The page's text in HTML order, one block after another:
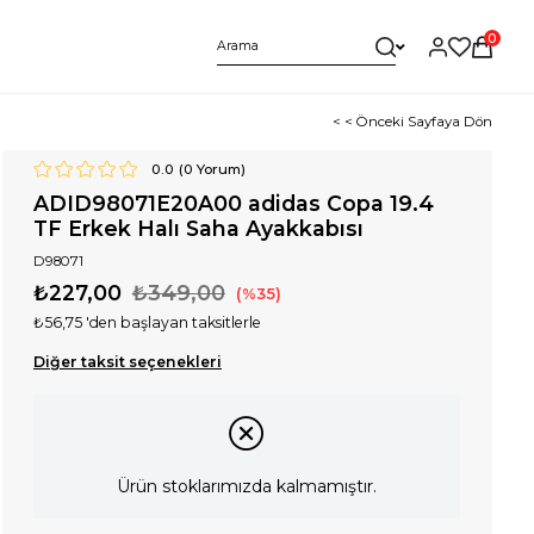
0
< < Önceki Sayfaya Dön
0.0 (0 Yorum)
ADID98071E20A00 adidas Copa 19.4
TF Erkek Halı Saha Ayakkabısı
D98071
₺349,00
₺227,00 35
₺56,75 'den başlayan taksitlerle
Diğer taksit seçenekleri
Ürün stoklarımızda kalmamıştır.